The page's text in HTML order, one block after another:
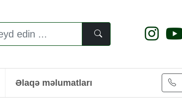
Əlaqə məlumatları